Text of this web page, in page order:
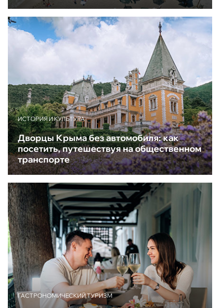
ИСТОРИЯ И КУЛЬТУРА
Дворцы Крыма без автомобиля: как
посетить, путешествуя на общественном
транспорте
ГАСТРОНОМИЧЕСКИЙ ТУРИЗМ